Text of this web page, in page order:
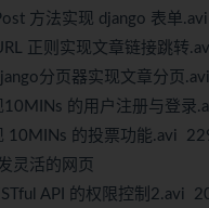
方法实现 django 表单
正则实现文章链接跳转
分页器实现文章分页
的用户注册与登录
的投票功能.avi
灵活的网页
API 的权限控制2.avi